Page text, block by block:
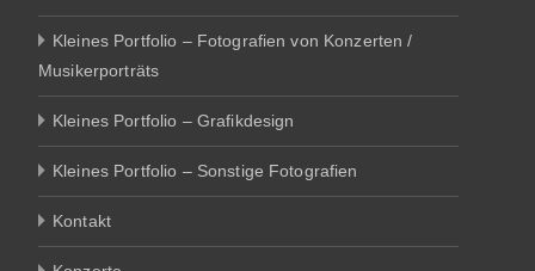
Kleines Portfolio – Fotografien von Konzerten /
Musikerporträts
Kleines Portfolio – Grafikdesign
Kleines Portfolio – Sonstige Fotografien
Kontakt